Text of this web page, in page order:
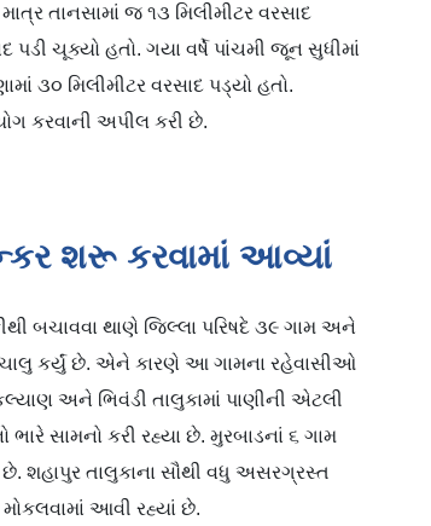
તાનસામાં જ ૧૩ મિલીમીટર વરસાદ
પડી ચૂક્યો હતો. ગયા વર્ષે પાંચમી જૂન સુધીમાં
૩૦ મિલીમીટર વરસાદ પડ્યો હતો.
કરવાની અપીલ કરી છે.
શરૂ કરવામાં આવ્યાં
બચાવવા થાણે જિલ્લા પરિષદે ૩૯ ગામ અને
ચાલુ કર્યું છે. એને કારણે આ ગામના રહેવાસીઓ
અને ભિવંડી તાલુકામાં પાણીની એટલી
સામનો કરી રહ્યા છે. મુરબાડનાં ૬ ગામ
છે. શહાપુર તાલુકાના સૌથી વધુ અસરગ્રસ્ત
આવી રહ્યાં છે.